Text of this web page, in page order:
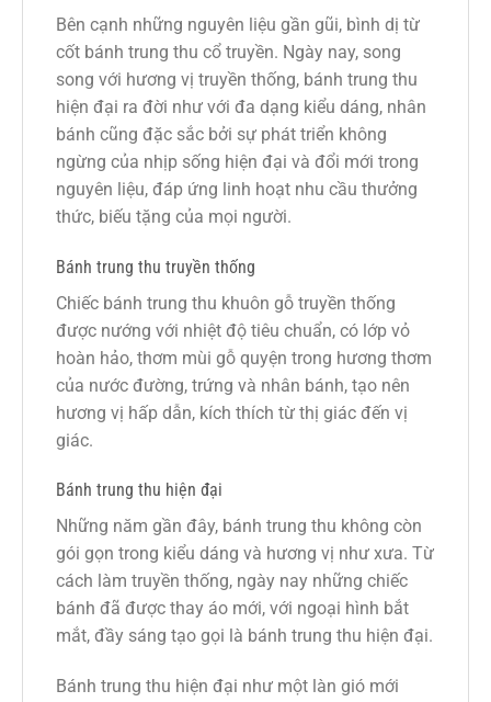
Bên cạnh những nguyên liệu gần gũi, bình dị từ
cốt bánh trung thu cổ truyền. Ngày nay, song
song với hương vị truyền thống, bánh trung thu
hiện đại ra đời như với đa dạng kiểu dáng, nhân
bánh cũng đặc sắc bởi sự phát triển không
ngừng của nhịp sống hiện đại và đổi mới trong
nguyên liệu, đáp ứng linh hoạt nhu cầu thưởng
thức, biếu tặng của mọi người.
Bánh trung thu truyền thống
Chiếc bánh trung thu khuôn gỗ truyền thống
được nướng với nhiệt độ tiêu chuẩn, có lớp vỏ
hoàn hảo, thơm mùi gỗ quyện trong hương thơm
của nước đường, trứng và nhân bánh, tạo nên
hương vị hấp dẫn, kích thích từ thị giác đến vị
giác.
Bánh trung thu hiện đại
Những năm gần đây, bánh trung thu không còn
gói gọn trong kiểu dáng và hương vị như xưa. Từ
cách làm truyền thống, ngày nay những chiếc
bánh đã được thay áo mới, với ngoại hình bắt
mắt, đầy sáng tạo gọi là bánh trung thu hiện đại.
Bánh trung thu hiện đại như một làn gió mới